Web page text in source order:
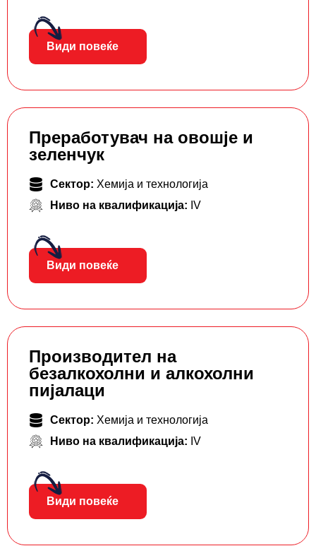
Види повеќе
Преработувач на овошје и
зеленчук
Сектор: Хемија и технологија
Ниво на квалификација: IV
Види повеќе
Производител на
безалкохолни и алкохолни
пијалаци
Сектор: Хемија и технологија
Ниво на квалификација: IV
Види повеќе